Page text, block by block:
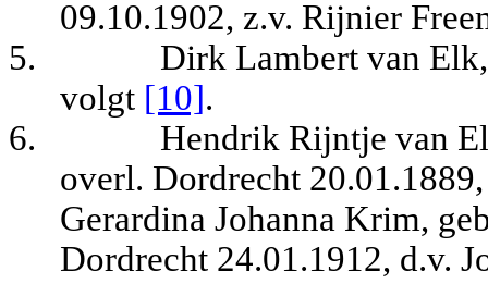
09.10.1902, z.v. Rijnier
5.
Dirk Lambert van
volgt [10].
6.
Hendrik Rijntje van
overl. Dordrecht
Gerardina Johanna Krim,
Dordrecht 24.01.1912, d.v.